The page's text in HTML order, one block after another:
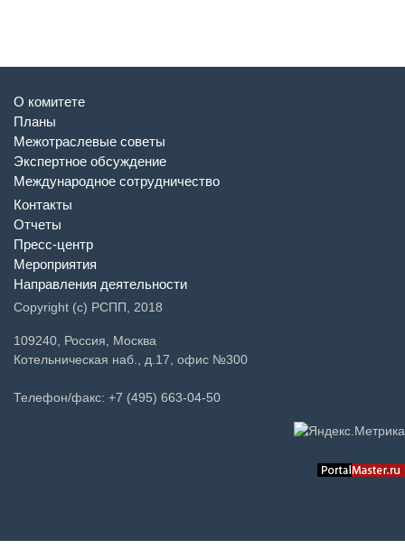
О комитете
Планы
Межотраслевые советы
Экспертное обсуждение
Международное сотрудничество
Контакты
Отчеты
Пресс-центр
Мероприятия
Направления деятельности
Copyright (c) РСПП, 2018
109240, Россия, Москва
Котельническая наб., д.17, офис №300
Телефон/факс: +7 (495) 663-04-50